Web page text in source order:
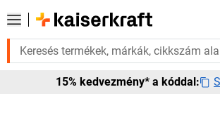
van rá? Válogatott bestseller termékeinket
15% kedvezmény* a kóddal: